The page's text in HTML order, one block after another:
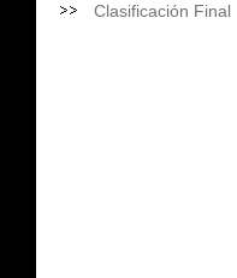
Clasificación Final